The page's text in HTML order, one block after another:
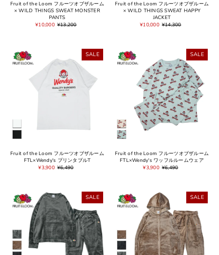
Fruit of the Loom フルーツオブザルーム
× WILD THINGS SWEAT MONSTER
PANTS
¥10,000 ¥13,200
Fruit of the Loom フルーツオブザルーム
× WILD THINGS SWEAT HAPPY
JACKET
¥10,000 ¥14,300
SALE
Fruit of the Loom フルーツオブザルーム
FTL×Wendy's プリンタブルT
¥3,900 ¥6,490
SALE
Fruit of the Loom フルーツオブザルーム
FTL×Wendy's ワッフルルームウェア
¥3,900 ¥6,490
SALE SALE